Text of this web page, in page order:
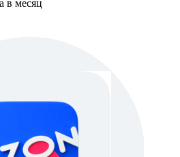
в месяц